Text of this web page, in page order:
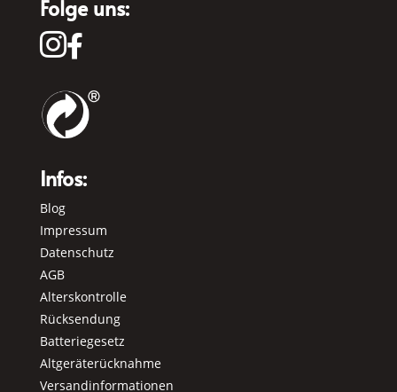
Folge uns:

Infos:
Blog
Impressum
Datenschutz
AGB
Alterskontrolle
Rücksendung
Batteriegesetz
Altgeräterücknahme
Versandinformationen